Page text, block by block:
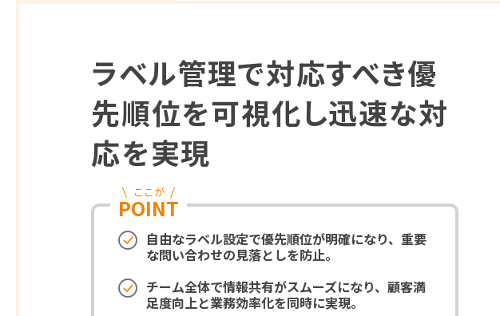
ラベル管理で対応すべき優
先順位を可視化し迅速な対
応を実現
ここが
POINT
自由なラベル設定で優先順位が明確になり、重要
な問い合わせの見落としを防止。
チーム全体で情報共有がスムーズになり、顧客満
足度向上と業務効率化を同時に実現。